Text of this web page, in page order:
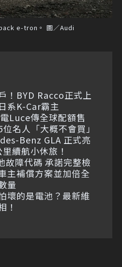
e-tron。 圖／Audi
！BYD Racco正式上
系K-Car霸主
Luce傳全球配額售
名人「大概不會買」
Benz GLA 正式亮
續航小休旅！
故障代碼 承諾完整檢
主補償方案並加倍全
量
壞的是電池？最新維
！